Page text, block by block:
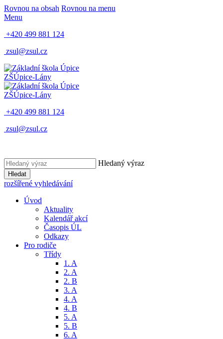
Rovnou na obsah Rovnou na menu
Menu
+420 499 881 124
zsul@zsul.cz
ZŠÚpice-Lány
ZŠÚpice-Lány
+420 499 881 124
zsul@zsul.cz
Hledaný výraz
Hledat
rozšířené vyhledávání
Úvod
Aktuality
Kalendář akcí
Časopis ÚL
Odkazy
Pro rodiče
Třídy
1. A
2. A
2. B
3. A
4. A
4. B
5. A
5. B
6. A